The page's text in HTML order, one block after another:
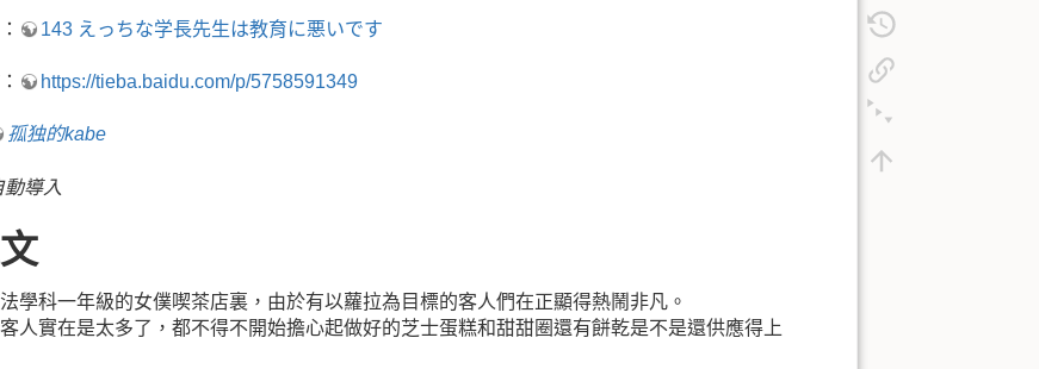
143 えっちな学長先生は教育に悪いです
https://tieba.baidu.com/p/5758591349
孤独的kabe
動導入
學科一年級的女僕喫茶店裏，由於有以蘿拉為目標的客人們在正顯得熱鬧非凡。
人實在是太多了，都不得不開始擔心起做好的芝士蛋糕和甜甜圈還有餅乾是不是還供應得上